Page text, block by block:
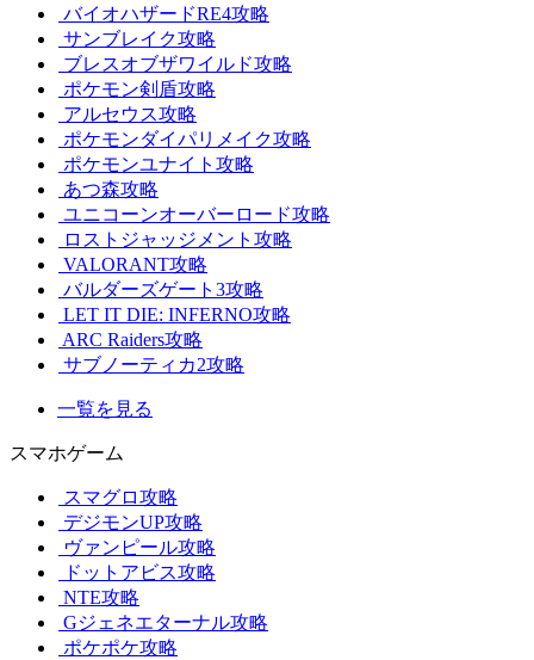
バイオハザードRE4攻略
サンブレイク攻略
ブレスオブザワイルド攻略
ポケモン剣盾攻略
アルセウス攻略
ポケモンダイパリメイク攻略
ポケモンユナイト攻略
あつ森攻略
ユニコーンオーバーロード攻略
ロストジャッジメント攻略
VALORANT攻略
バルダーズゲート3攻略
LET IT DIE: INFERNO攻略
ARC Raiders攻略
サブノーティカ2攻略
一覧を見る
スマホゲーム
スマグロ攻略
デジモンUP攻略
ヴァンピール攻略
ドットアビス攻略
NTE攻略
Gジェネエターナル攻略
ポケポケ攻略